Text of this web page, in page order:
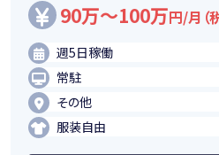
90万～100万円/月（
週5日稼働
常駐
その他
服装自由